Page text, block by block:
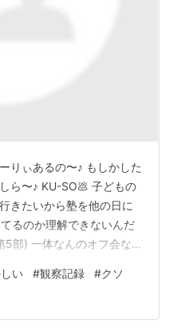
りぃあるの〜♪ もしかした
ら〜♪ KU-SO💩 子どもの
きたいから塾を他の日に
るのか理解できないんだ
5部) 一体なんのオフ会な
おか。 しかも平日に、地
退するだか知らんけど、
ったい何があるオフ会な
い #観察記録 #クソ